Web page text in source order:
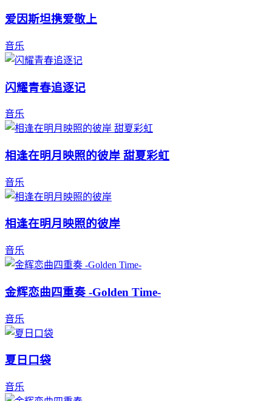
爱因斯坦携爱敬上
音乐
闪耀青春追逐记
音乐
相逢在明月映照的彼岸 甜夏彩虹
音乐
相逢在明月映照的彼岸
音乐
金辉恋曲四重奏 -Golden Time-
音乐
夏日口袋
音乐